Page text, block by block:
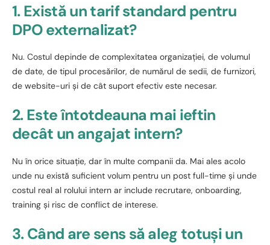
1. Există un tarif standard pentru
DPO externalizat?
Nu. Costul depinde de complexitatea organizației, de volumul
de date, de tipul procesărilor, de numărul de sedii, de furnizori,
de website-uri și de cât suport efectiv este necesar.
2. Este întotdeauna mai ieftin
decât un angajat intern?
Nu în orice situație, dar în multe companii da. Mai ales acolo
unde nu există suficient volum pentru un post full-time și unde
costul real al rolului intern ar include recrutare, onboarding,
training și risc de conflict de interese.
3. Când are sens să aleg totuși un